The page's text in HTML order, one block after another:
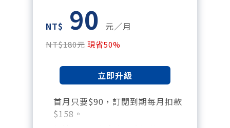
NT$ 90 元／月
NT$180元現省50%
立即升級
首月只要$90，訂閱到期每月扣款
$158。